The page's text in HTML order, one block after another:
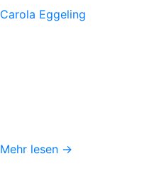
Carola Eggeling
Mehr lesen →